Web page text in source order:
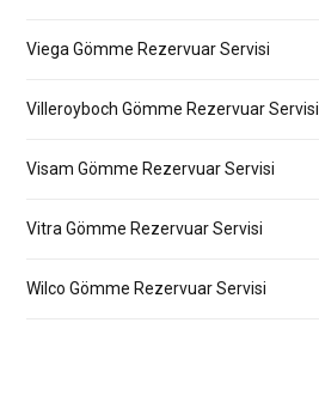
Viega Gömme Rezervuar Servisi
Villeroyboch Gömme Rezervuar Servisi
Visam Gömme Rezervuar Servisi
Vitra Gömme Rezervuar Servisi
Wilco Gömme Rezervuar Servisi